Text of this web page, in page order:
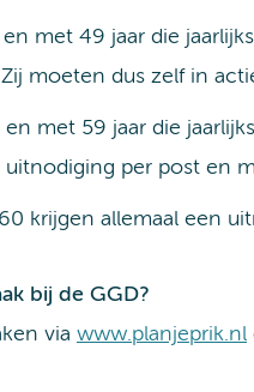
met 49 jaar die
moeten dus zelf in
met 59 jaar die
per post en
krijgen allemaal een
bij de GGD?
via www.planjeprik.nl